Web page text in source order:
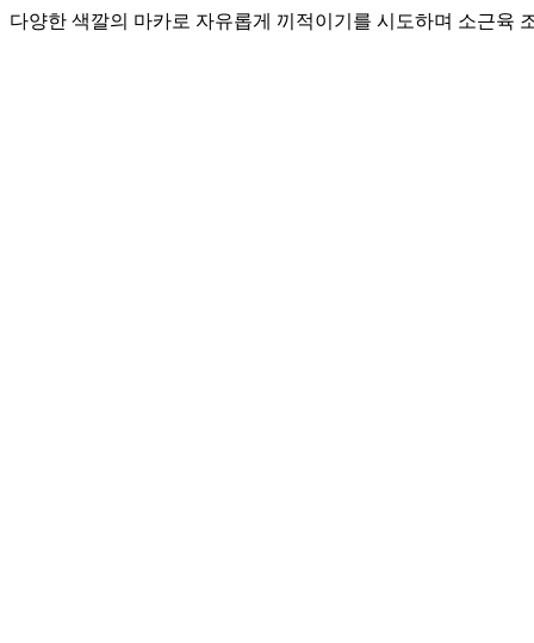
다양한 색깔의 마카로 자유롭게 끼적이기를 시도하며 소근육